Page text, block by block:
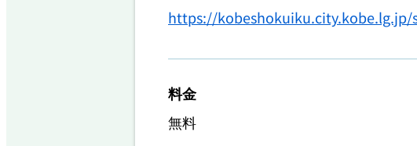
https://kobeshokuiku.city.kobe.lg.jp/
料金
無料